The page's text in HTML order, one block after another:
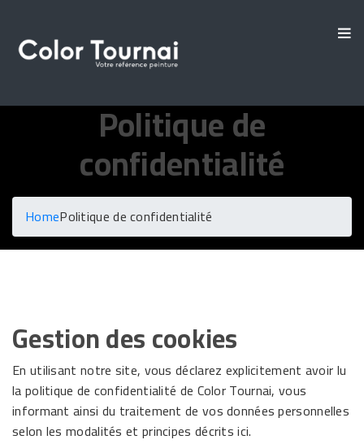
Politique de
confidentialité
HomePolitique de confidentialité
Gestion des cookies
En utilisant notre site, vous déclarez explicitement avoir lu
la politique de confidentialité de Color Tournai, vous
informant ainsi du traitement de vos données personnelles
selon les modalités et principes décrits ici.